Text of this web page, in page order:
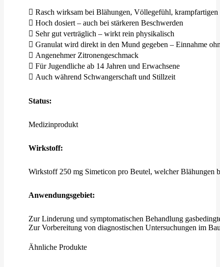
 Rasch wirksam bei Blähungen, Völlegefühl,
 Hoch dosiert – auch bei stärkeren Beschwerden
 Sehr gut verträglich – wirkt rein physikalisch
 Granulat wird direkt in den Mund gegeben – Einnahme
 Angenehmer Zitronengeschmack
 Für Jugendliche ab 14 Jahren und Erwachsene
 Auch während Schwangerschaft und Stillzeit
Status:
Medizinprodukt
Wirkstoff:
Wirkstoff 250 mg Simeticon pro Beutel, welcher Blähungen
Anwendungsgebiet:
Zur Linderung und symptomatischen Behandlung
Zur Vorbereitung von diagnostischen Untersuchungen im
Anwendung:
Ähnliche Produkte